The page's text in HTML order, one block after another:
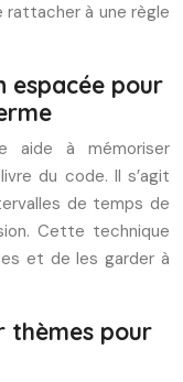
rattacher à une règle
espacée pour
aide à mémoriser
du code. Il s’agit
de temps de
Cette technique
et de les garder à
thèmes pour